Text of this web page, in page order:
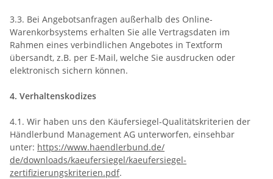
3.3. Bei Angebotsanfragen außerhalb des Online-
Warenkorbsystems erhalten Sie alle Vertragsdaten im
Rahmen eines verbindlichen Angebotes in Textform
übersandt, z.B. per E-Mail, welche Sie ausdrucken oder
elektronisch sichern können.
4. Verhaltenskodizes
4.1. Wir haben uns den Käufersiegel-Qualitätskriterien der
Händlerbund Management AG unterworfen, einsehbar
unter: https://www.haendlerbund.de/
de/downloads/kaeufersiegel/kaeufersiegel-
zertifizierungskriterien.pdf.